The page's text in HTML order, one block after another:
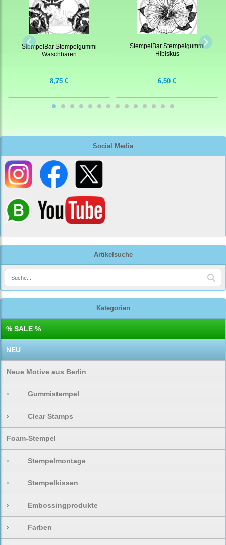
Social Media
Artikelsuche
Kategorien
% SALE %
NEU
Neue Motive aus Berlin
› Gummistempel
› Clear Stamps
Foam-Stempel
› Stempelmontage
› Stempelkissen
› Embossingprodukte
› Farben
StempelBar Stempelgummi
Waschbären
8,75 €
StempelBar Stempelgummi
Hibiskus
6,50 €